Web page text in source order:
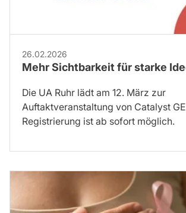
26.02.2026
Mehr Sichtbarkeit für starke
Die UA Ruhr lädt am 12. März zur
Auftaktveranstaltung von Catalyst
Registrierung ist ab sofort möglich.